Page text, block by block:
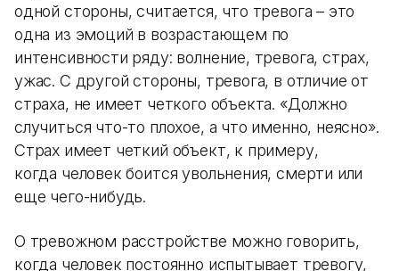
одной стороны, считается, что тревога – это
одна из эмоций в возрастающем по
интенсивности ряду: волнение, тревога, страх,
ужас. С другой стороны, тревога, в отличие от
страха, не имеет четкого объекта. «Должно
случиться что-то плохое, а что именно, неясно».
Страх имеет четкий объект, к примеру,
когда человек боится увольнения, смерти или
еще чего-нибудь.
О тревожном расстройстве можно говорить,
когда человек постоянно испытывает тревогу,